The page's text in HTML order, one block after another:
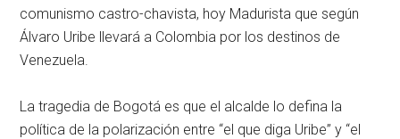
comunismo castro-chavista, hoy Madurista que según
Álvaro Uribe llevará a Colombia por los destinos de
Venezuela.
La tragedia de Bogotá es que el alcalde lo defina la
política de la polarización entre “el que diga Uribe” y “el